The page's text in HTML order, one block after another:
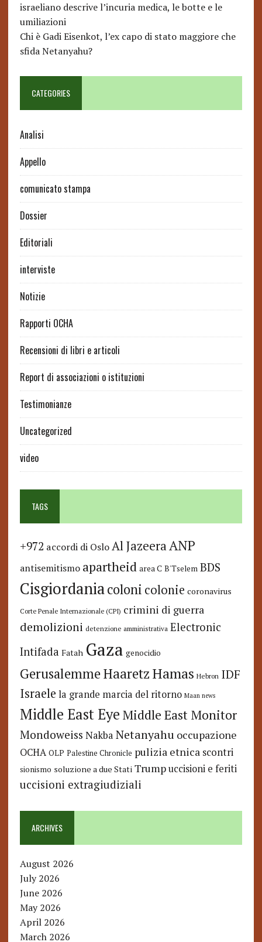
israeliano descrive l’incuria medica, le botte e le
umiliazioni
Chi è Gadi Eisenkot, l’ex capo di stato maggiore che
sfida Netanyahu?
CATEGORIES
Analisi
Appello
comunicato stampa
Dossier
Editoriali
interviste
Notizie
Rapporti OCHA
Recensioni di libri e articoli
Report di associazioni o istituzioni
Testimonianze
Uncategorized
video
TAGS
+972 accordi di Oslo Al JazeeraANP
antisemitismo apartheid area C B'Tselem BDS
Cisgiordaniacoloni colonie coronavirus
Corte Penale Internazionale (CPI) crimini di guerra
demolizioni detenzione amministrativa Electronic
Intifada Fatah Gaza genocidio
GerusalemmeHaaretzHamas Hebron IDF
Israele la grande marcia del ritorno Maan news
Middle East Eye Middle East Monitor
Mondoweiss Nakba Netanyahu occupazione
OCHA OLP Palestine Chronicle pulizia etnica scontri
sionismo soluzione a due Stati Trump uccisioni e feriti
uccisioni extragiudiziali
ARCHIVES
August 2026
July 2026
June 2026
May 2026
April 2026
March 2026